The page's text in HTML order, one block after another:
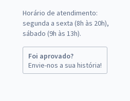
Horário de atendimento:
segunda a sexta (8h às 20h),
sábado (9h às 13h).
Foi aprovado?
Envie-nos a sua história!